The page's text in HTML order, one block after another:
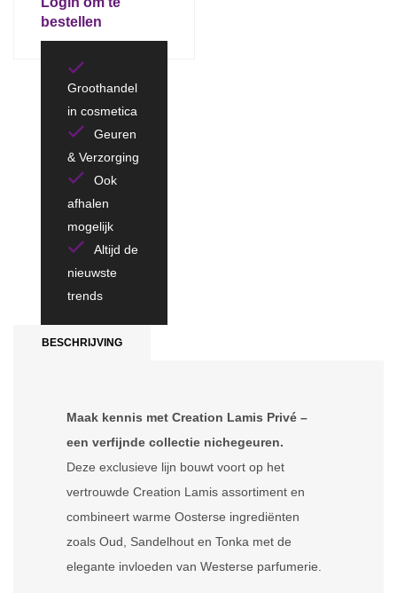
bestellen
Groothandel
in cosmetica
Geuren
& Verzorging
Ook
afhalen
mogelijk
Altijd de
nieuwste
trends
BESCHRIJVING
Maak kennis met Creation Lamis Privé –
een verfijnde collectie nichegeuren.
Deze exclusieve lijn bouwt voort op het
vertrouwde Creation Lamis assortiment en
combineert warme Oosterse ingrediënten
zoals Oud, Sandelhout en Tonka met de
elegante invloeden van Westerse parfumerie.